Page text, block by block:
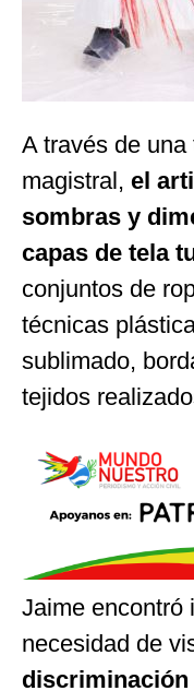
A través de
magistral, el
sombras y
capas de tela
conjuntos de
técnicas
sublimado,
tejidos
Jaime encontró
necesidad de
discriminación